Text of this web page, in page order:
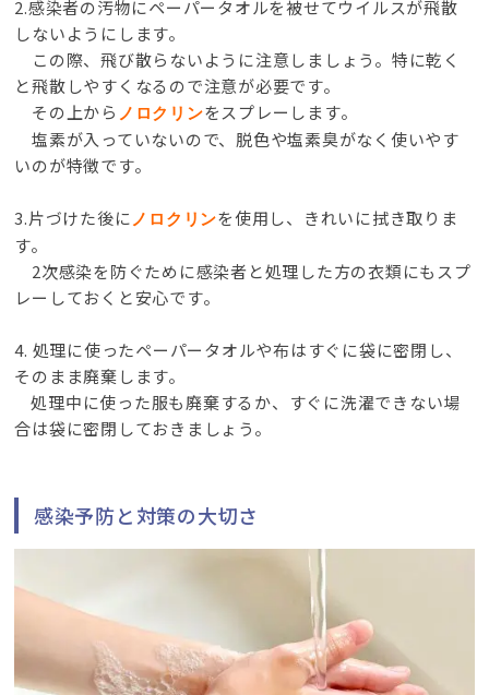
2.感染者の汚物にペーパータオルを被せてウイルスが飛散
しないようにします。
この際、飛び散らないように注意しましょう。特に乾く
と飛散しやすくなるので注意が必要です。
その上から ノロクリンをスプレーします。
塩素が入っていないので、脱色や塩素臭がなく使いやす
いのが特徴です。
3.片づけた後にノロクリンを使用し、きれいに拭き取りま
す。
2次感染を防ぐために感染者と処理した方の衣類にもスプ
レーしておくと安心です。
4. 処理に使ったペーパータオルや布はすぐに袋に密閉し、
そのまま廃棄します。
処理中に使った服も廃棄するか、すぐに洗濯できない場
合は袋に密閉しておきましょう。
感染予防と対策の大切さ